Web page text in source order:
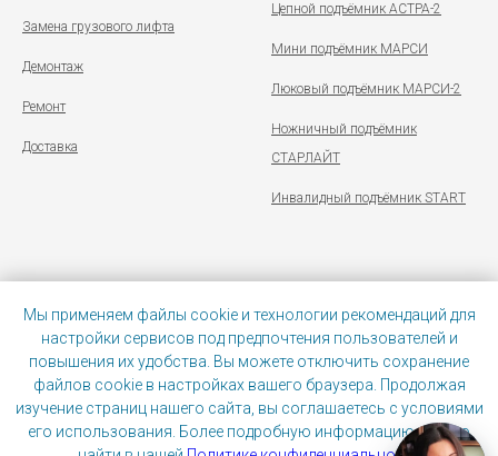
Мы применяем файлы cookie и технологии рекомендаций для
настройки сервисов под предпочтения пользователей и
повышения их удобства. Вы можете отключить сохранение
файлов cookie в настройках вашего браузера. Продолжая
изучение страниц нашего сайта, вы соглашаетесь с условиями
его использования. Более подробную информацию можно
Замена грузового лифта
Демонтаж
Ремонт
Доставка
Цепной подъёмник АСТРА-2
Мини подъёмник МАРСИ
Люковый подъёмник МАРСИ-2
Ножничный подъёмник
СТАРЛАЙТ
Инвалидный подъёмник START
Политика конфиденциальности|Иконки от Tilda Publishing